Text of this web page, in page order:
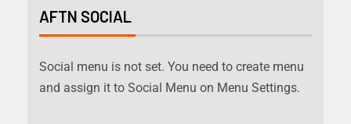
AFTN SOCIAL
Social menu is not set. You need to create menu
and assign it to Social Menu on Menu Settings.